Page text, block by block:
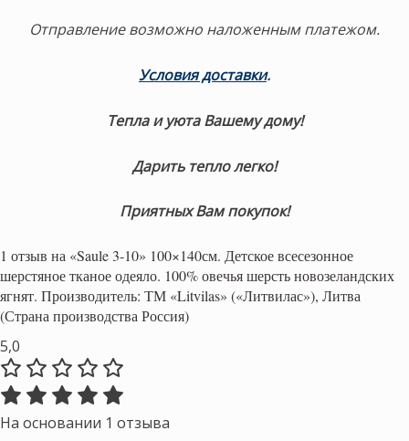
Отправление возможно наложенным платежом.
Условия доставки.
Тепла и уюта Вашему дому!
Дарить тепло легко!
Приятных Вам покупок!
1 отзыв на «Saule 3-10» 100×140см. Детское всесезонное
шерстяное тканое одеяло. 100% овечья шерсть новозеландских
ягнят. Производитель: ТМ «Litvilas» («Литвилас»), Литва
(Страна производства Россия)
5,0
На основании 1 отзыва